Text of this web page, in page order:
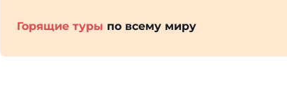
Горящие туры по всему миру